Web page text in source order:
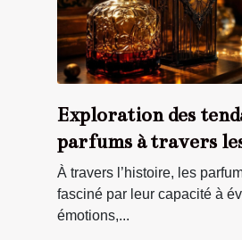
Exploration des
parfums à travers
À travers l’histoire, les
fasciné par leur capacité à
émotions,...